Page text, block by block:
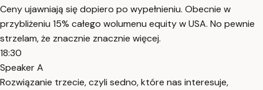
Ceny ujawniają się dopiero po wypełnieniu. Obecnie w
przybliżeniu 15% całego wolumenu equity w USA. No pewnie
strzelam, że znacznie znacznie więcej.
18:30
Speaker A
Rozwiązanie trzecie, czyli sedno, które nas interesuje,